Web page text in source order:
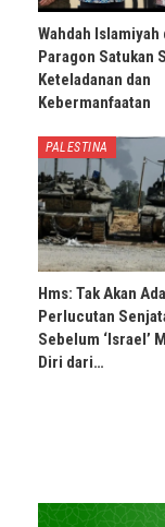
Wahdah Islamiyah
Paragon Satukan
Keteladanan dan
Kebermanfaatan
PALESTINA
Hms: Tak Akan Ada
Perlucutan
Sebelum ‘Israel’
Diri dari…